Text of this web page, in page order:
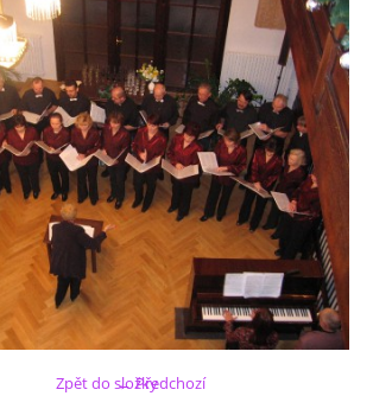
← Předchozí
Zpět do složky